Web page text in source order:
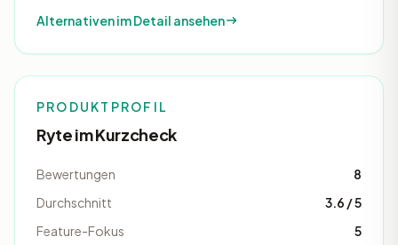
Alternativen im Detail ansehen
PRODUKTPROFIL
Ryte im Kurzcheck
Bewertungen
8
Durchschnitt
3.6 / 5
Feature-Fokus
5